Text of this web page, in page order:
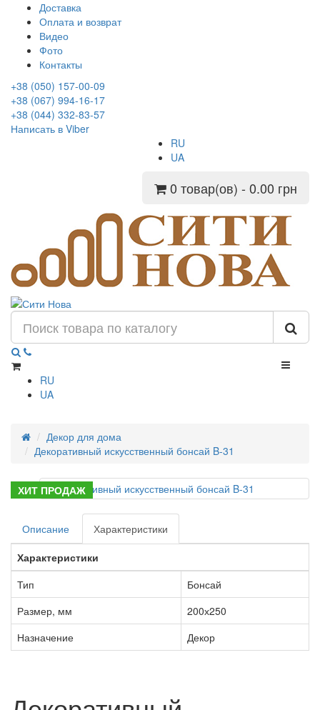
Доставка
Оплата и возврат
Видео
Фото
Контакты
+38 (050) 157-00-09
+38 (067) 994-16-17
+38 (044) 332-83-57
Написать в Viber
RU
UA
0 товар(ов) - 0.00 грн
RU
UA
Декор для дома
Декоративный искусственный бонсай B-31
ХИТ ПРОДАЖ
Описание
Характеристики
Характеристики
Тип
Бонсай
Размер, мм
200х250
Назначение
Декор